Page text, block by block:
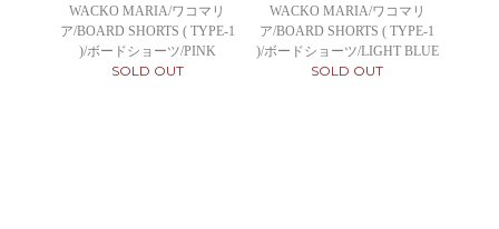
WACKO MARIA/ワコマリ
ア/BOARD SHORTS ( TYPE-1
)/ボードショーツ/PINK
SOLD OUT
WACKO MARIA/ワコマリ
ア/BOARD SHORTS ( TYPE-1
)/ボードショーツ/LIGHT BLUE
SOLD OUT